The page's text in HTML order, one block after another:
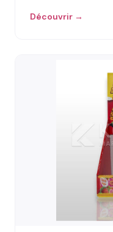
Découvrir →